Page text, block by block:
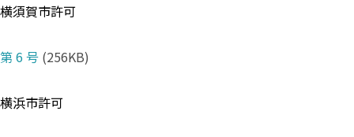
横須賀市許可
第 6 号 (256KB)
横浜市許可